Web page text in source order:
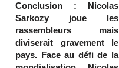
Conclusion : Nicolas
Sarkozy joue les
rassembleurs mais
diviserait gravement le
pays. Face au défi de la